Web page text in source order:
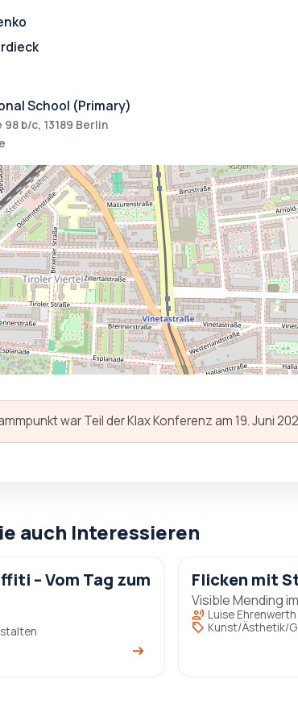
School (Primary)
b/c, 13189 Berlin
war Teil der Klax Konferenz am 19. Juni
auch Interessieren
– Vom Tag zum
arrow_right_alt
Flicken mit
Visible Mending
record_voice_over Luise Ehrenwerth
sell Kunst/Ästhetik/